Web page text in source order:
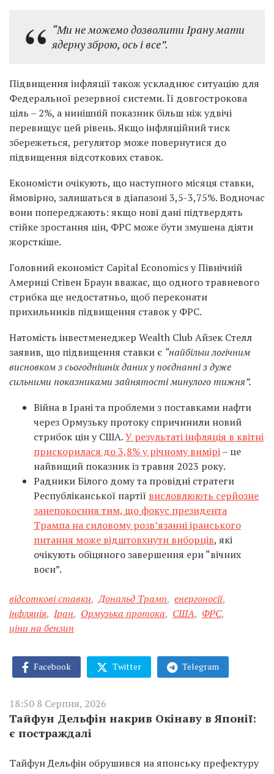
“Ми не можемо дозволити Ірану мати
ядерну зброю, ось і все”.
Підвищення інфляції також ускладнює ситуацію для
Федеральної резервної системи. Її довгострокова
ціль – 2%, а нинішній показник більш ніж удвічі
перевищує цей рівень. Якщо інфляційний тиск
збережеться, регулятор може повернутися до
підвищення відсоткових ставок.
Економісти очікують, що наступного місяця ставки,
ймовірно, залишаться в діапазоні 3,5-3,75%. Водночас
вони попереджають: якщо нові дані підтвердять
стійке зростання цін, ФРС може бути змушена діяти
жорсткіше.
Головний економіст Capital Economics у Північній
Америці Стівен Браун вважає, що одного травневого
стрибка ще недостатньо, щоб переконати
прихильників підвищення ставок у ФРС.
Натомість інвестменеджер Wealth Club Айзек Стелл
заявив, що підвищення ставки є “найбільш логічним
висновком з сьогоднішніх даних у поєднанні з дуже
сильними показниками зайнятості минулого тижня”.
Війна в Ірані та проблеми з поставками нафти
через Ормузьку протоку спричинили новий
стрибок цін у США.У результаті інфляція в квітні
прискорилася до 3,8% у річному вимірі– це
найвищий показник із травня 2023 року.
Радники Білого дому та провідні стратеги
Республіканської партії висловлюють серйозне
занепокоєння тим, що фокус президента
Трампа на силовому розв’язанні іранського
питання може відштовхнути виборців, які
очікують обіцяного завершення ери “вічних
воєн”.
відсоткові ставки, Дональд Трамп, енергоносії,
інфляція, Іран, Ормузька протока, США, ФРС,
ціни на бензин
Facebook Twitter Telegram
18:50 8 Серпня, 2026
Тайфун Дельфін накрив Окінаву в Японії:
є постраждалі
Тайфун Дельфін обрушився на японську префектуру